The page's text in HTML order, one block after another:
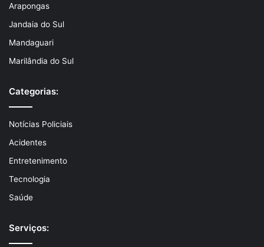
Arapongas
Jandaia do Sul
Mandaguari
Marilândia do Sul
Categorias:
Notícias Policiais
Acidentes
Entretenimento
Tecnologia
Saúde
Serviços: